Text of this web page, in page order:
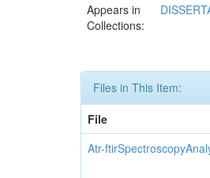
Appears in
Collections:
Files in This Item:
File
Atr-